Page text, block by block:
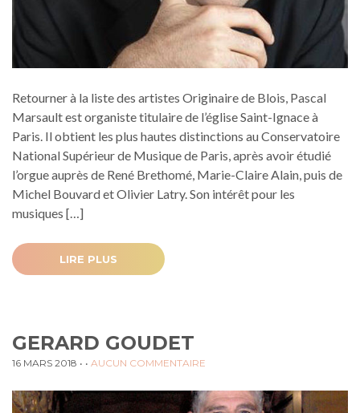
Retourner à la liste des artistes Originaire de Blois, Pascal
Marsault est organiste titulaire de l’église Saint-Ignace à
Paris. Il obtient les plus hautes distinctions au Conservatoire
National Supérieur de Musique de Paris, après avoir étudié
l’orgue auprès de René Brethomé, Marie-Claire Alain, puis de
Michel Bouvard et Olivier Latry. Son intérêt pour les
musiques […]
LIRE PLUS
GERARD GOUDET
16 MARS 2018 • • AUCUN COMMENTAIRE